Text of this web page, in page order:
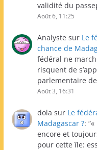
validité du
Août 6, 11:25
Analyste sur Le
chance de
fédéral ne
risquent de
parlementaire
Août 3, 16:31
dola sur Le
Madagascar ?: “«
encore et
pour cette île: